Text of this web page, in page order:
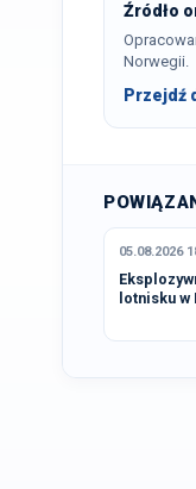
Źródło
Norwegii.
Przejdź
05.08.2026
lotnisku w